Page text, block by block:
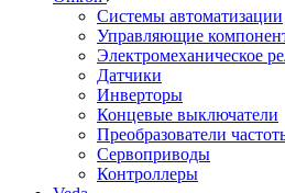
Системы автоматизации
Управляющие
Электромеханическое
Датчики
Инверторы
Концевые выключатели
Преобразователи
Сервоприводы
Контроллеры